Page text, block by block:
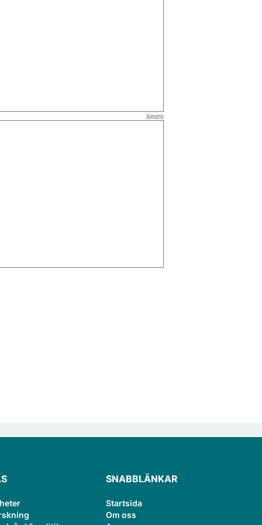
Annons
SNABBLÄNKAR
Startsida
Om oss